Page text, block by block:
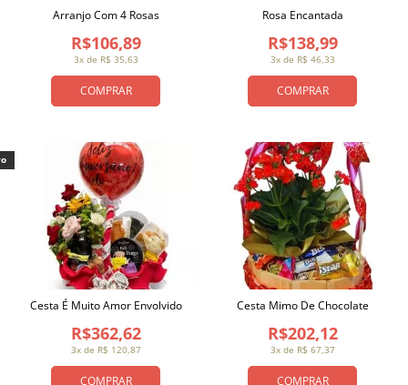
COMPRAR
3x de R$ 35,63
R$106,89
Arranjo Com 4 Rosas
COMPRAR
3x de R$ 46,33
R$138,99
Rosa Encantada
COMPRAR
3x de R$ 120,87
R$362,62
Cesta É Muito Amor Envolvido
COMPRAR
3x de R$ 67,37
R$202,12
Cesta Mimo De Chocolate